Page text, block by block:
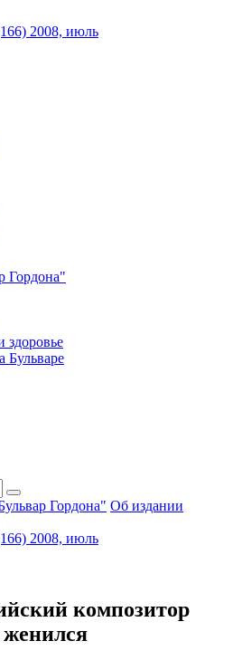
2008, июль
Гордона"
здоровье
Бульваре
Гордона" Об издании
2008, июль
композитор